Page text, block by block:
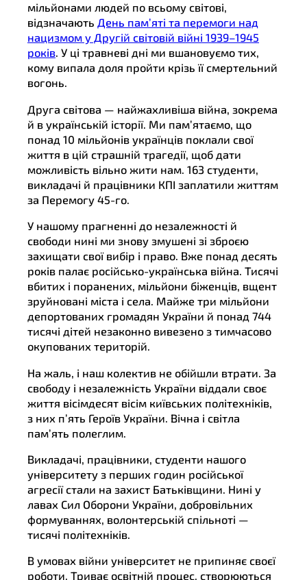
мільйонами людей по всьому світові,
відзначають День пам’яті та перемоги над
нацизмом у Другій світовій війні 1939–1945
років. У ці травневі дні ми вшановуємо тих,
кому випала доля пройти крізь її смертельний
вогонь.
Друга світова — найжахливіша війна, зокрема
й в українській історії. Ми пам’ятаємо, що
понад 10 мільйонів українців поклали свої
життя в цій страшній трагедії, щоб дати
можливість вільно жити нам. 163 студенти,
викладачі й працівники КПІ заплатили життям
за Перемогу 45-го.
У нашому прагненні до незалежності й
свободи нині ми знову змушені зі зброєю
захищати свої вибір і право. Вже понад десять
років палає російсько-українська війна. Тисячі
вбитих і поранених, мільйони біженців, вщент
зруйновані міста і села. Майже три мільйони
депортованих громадян України й понад 744
тисячі дітей незаконно вивезено з тимчасово
окупованих територій.
На жаль, і наш колектив не обійшли втрати. За
свободу і незалежність України віддали своє
життя вісімдесят вісім київських політехніків,
з них п’ять Героїв України. Вічна і світла
пам’ять полеглим.
Викладачі, працівники, студенти нашого
університету з перших годин російської
агресії стали на захист Батьківщини. Нині у
лавах Сил Оборони України, добровільних
формуваннях, волонтерській спільноті —
тисячі політехніків.
В умовах війни університет не припиняє своєї
роботи. Триває освітній процес, створюються